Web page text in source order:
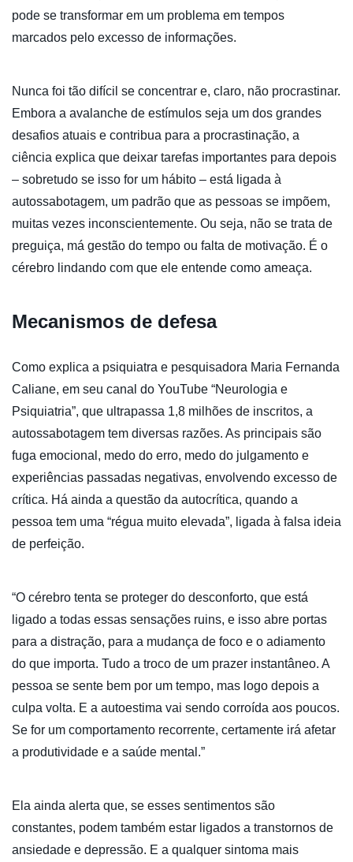
pode se transformar em um problema em tempos
marcados pelo excesso de informações.
Nunca foi tão difícil se concentrar e, claro, não procrastinar.
Embora a avalanche de estímulos seja um dos grandes
desafios atuais e contribua para a procrastinação, a
ciência explica que deixar tarefas importantes para depois
– sobretudo se isso for um hábito – está ligada à
autossabotagem, um padrão que as pessoas se impõem,
muitas vezes inconscientemente. Ou seja, não se trata de
preguiça, má gestão do tempo ou falta de motivação. É o
cérebro lindando com que ele entende como ameaça.
Mecanismos de defesa
Como explica a psiquiatra e pesquisadora Maria Fernanda
Caliane, em seu canal do YouTube “Neurologia e
Psiquiatria”, que ultrapassa 1,8 milhões de inscritos, a
autossabotagem tem diversas razões. As principais são
fuga emocional, medo do erro, medo do julgamento e
experiências passadas negativas, envolvendo excesso de
crítica. Há ainda a questão da autocrítica, quando a
pessoa tem uma “régua muito elevada”, ligada à falsa ideia
de perfeição.
“O cérebro tenta se proteger do desconforto, que está
ligado a todas essas sensações ruins, e isso abre portas
para a distração, para a mudança de foco e o adiamento
do que importa. Tudo a troco de um prazer instantâneo. A
pessoa se sente bem por um tempo, mas logo depois a
culpa volta. E a autoestima vai sendo corroída aos poucos.
Se for um comportamento recorrente, certamente irá afetar
a produtividade e a saúde mental.”
Ela ainda alerta que, se esses sentimentos são
constantes, podem também estar ligados a transtornos de
ansiedade e depressão. E a qualquer sintoma mais